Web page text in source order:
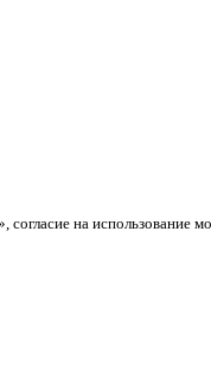
на использование